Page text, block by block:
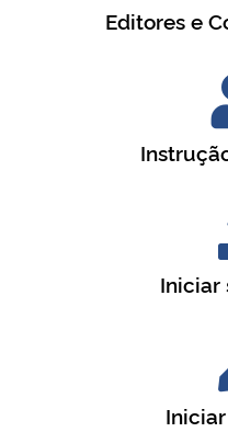
Editores e
Iniciar